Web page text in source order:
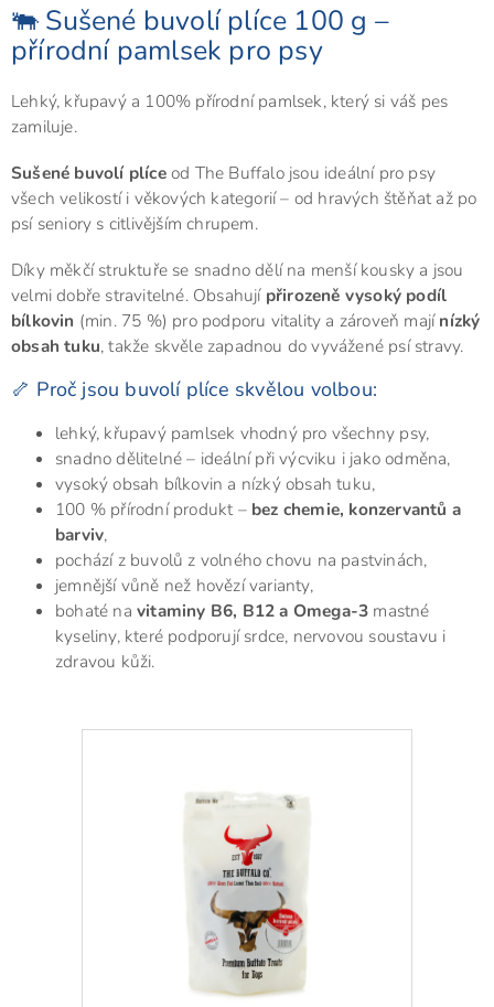
🐃 Sušené buvolí plíce 100 g –
přírodní pamlsek pro psy
Lehký, křupavý a 100% přírodní pamlsek, který si váš pes
zamiluje.
Sušené buvolí plíceod The Buffalo jsou ideální pro psy
všech velikostí i věkových kategorií – od hravých štěňat až po
psí seniory s citlivějším chrupem.
Díky měkčí struktuře se snadno dělí na menší kousky a jsou
velmi dobře stravitelné. Obsahují přirozeně vysoký podíl
bílkovin (min. 75 %) pro podporu vitality a zároveň majínízký
obsah tuku, takže skvěle zapadnou do vyvážené psí stravy.
🦴 Proč jsou buvolí plíce skvělou volbou:
lehký, křupavý pamlsek vhodný pro všechny psy,
snadno dělitelné – ideální při výcviku i jako odměna,
vysoký obsah bílkovin a nízký obsah tuku,
100 % přírodní produkt – bez chemie, konzervantů a
barviv,
pochází z buvolů z volného chovu na pastvinách,
jemnější vůně než hovězí varianty,
bohaté na vitaminy B6, B12 a Omega-3 mastné
kyseliny, které podporují srdce, nervovou soustavu i
zdravou kůži.